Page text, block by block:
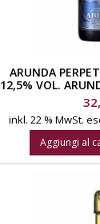
ARUNDA
12,5% VOL.
inkl. 22 % MwSt.
Aggiungi al